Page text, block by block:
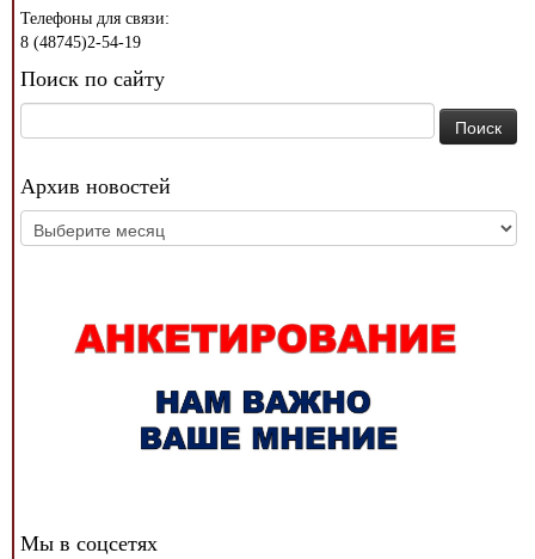
Телефоны для связи:
8 (48745)2-54-19
Поиск по сайту
Архив новостей
Архив
новостей
Мы в соцсетях